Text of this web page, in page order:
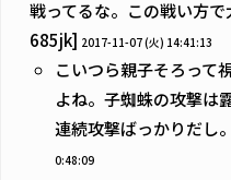
戦ってるな。この戦い方
685jk] 2017-11-07 (火) 14:41:13
こいつら親子そろって
よね。子蜘蛛の攻撃は
連続攻撃ばっかりだし
0:48:09